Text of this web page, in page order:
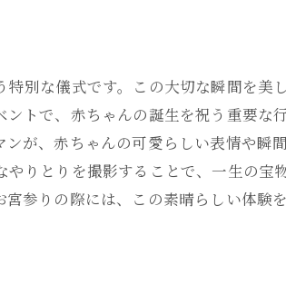
別な儀式です。この大切な瞬間を美
トで、赤ちゃんの誕生を祝う重要な
が、赤ちゃんの可愛らしい表情や瞬
りとりを撮影することで、一生の宝
参りの際には、この素晴らしい体験